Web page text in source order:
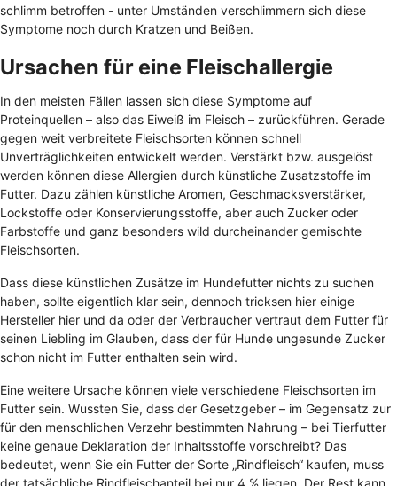
schlimm betroffen - unter Umständen verschlimmern sich diese
Symptome noch durch Kratzen und Beißen.
Ursachen für eine Fleischallergie
In den meisten Fällen lassen sich diese Symptome auf
Proteinquellen – also das Eiweiß im Fleisch – zurückführen. Gerade
gegen weit verbreitete Fleischsorten können schnell
Unverträglichkeiten entwickelt werden. Verstärkt bzw. ausgelöst
werden können diese Allergien durch künstliche Zusatzstoffe im
Futter. Dazu zählen künstliche Aromen, Geschmacksverstärker,
Lockstoffe oder Konservierungsstoffe, aber auch Zucker oder
Farbstoffe und ganz besonders wild durcheinander gemischte
Fleischsorten.
Dass diese künstlichen Zusätze im Hundefutter nichts zu suchen
haben, sollte eigentlich klar sein, dennoch tricksen hier einige
Hersteller hier und da oder der Verbraucher vertraut dem Futter für
seinen Liebling im Glauben, dass der für Hunde ungesunde Zucker
schon nicht im Futter enthalten sein wird.
Eine weitere Ursache können viele verschiedene Fleischsorten im
Futter sein. Wussten Sie, dass der Gesetzgeber – im Gegensatz zur
für den menschlichen Verzehr bestimmten Nahrung – bei Tierfutter
keine genaue Deklaration der Inhaltsstoffe vorschreibt? Das
bedeutet, wenn Sie ein Futter der Sorte „Rindfleisch“ kaufen, muss
der tatsächliche Rindfleischanteil bei nur 4 % liegen. Der Rest kann